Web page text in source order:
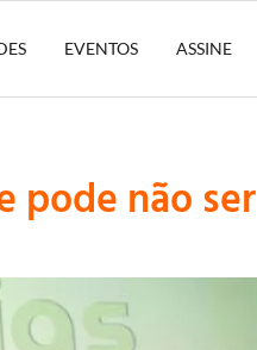
EVENTOS ASSINE
pode não ser